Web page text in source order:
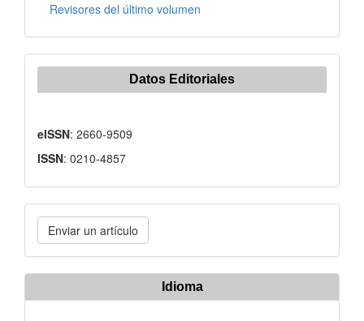
Revisores del último volumen
Datos Editoriales
eISSN: 2660-9509
ISSN: 0210-4857
Enviar
un
artículo
Enviar un artículo
Idioma